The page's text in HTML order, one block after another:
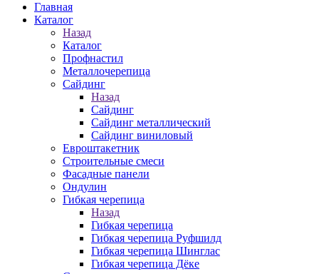
Главная
Каталог
Назад
Каталог
Профнастил
Металлочерепица
Сайдинг
Назад
Сайдинг
Сайдинг металлический
Сайдинг виниловый
Евроштакетник
Строительные смеси
Фасадные панели
Ондулин
Гибкая черепица
Назад
Гибкая черепица
Гибкая черепица Руфшилд
Гибкая черепица Шинглас
Гибкая черепица Дёке